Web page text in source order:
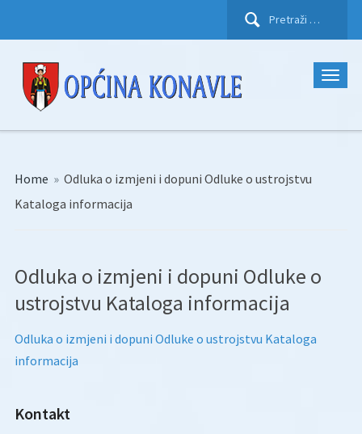
Pretraži:
Home » Odluka o izmjeni i dopuni Odluke o ustrojstvu
Kataloga informacija
Odluka o izmjeni i dopuni Odluke o
ustrojstvu Kataloga informacija
Odluka o izmjeni i dopuni Odluke o ustrojstvu Kataloga
informacija
Kontakt